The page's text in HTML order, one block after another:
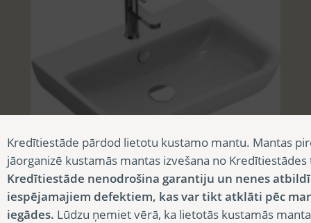
IZLIETNE
30,75€
Kredītiestāde pārdod lietotu kustamo mantu. Mantas
jāorganizē kustamās mantas izvešana no
Kredītiestāde nenodrošina garantiju un nenes
iespējamajiem defektiem, kas var tikt atklāti pēc
iegādes. Lūdzu ņemiet vērā, ka lietotās kustamās